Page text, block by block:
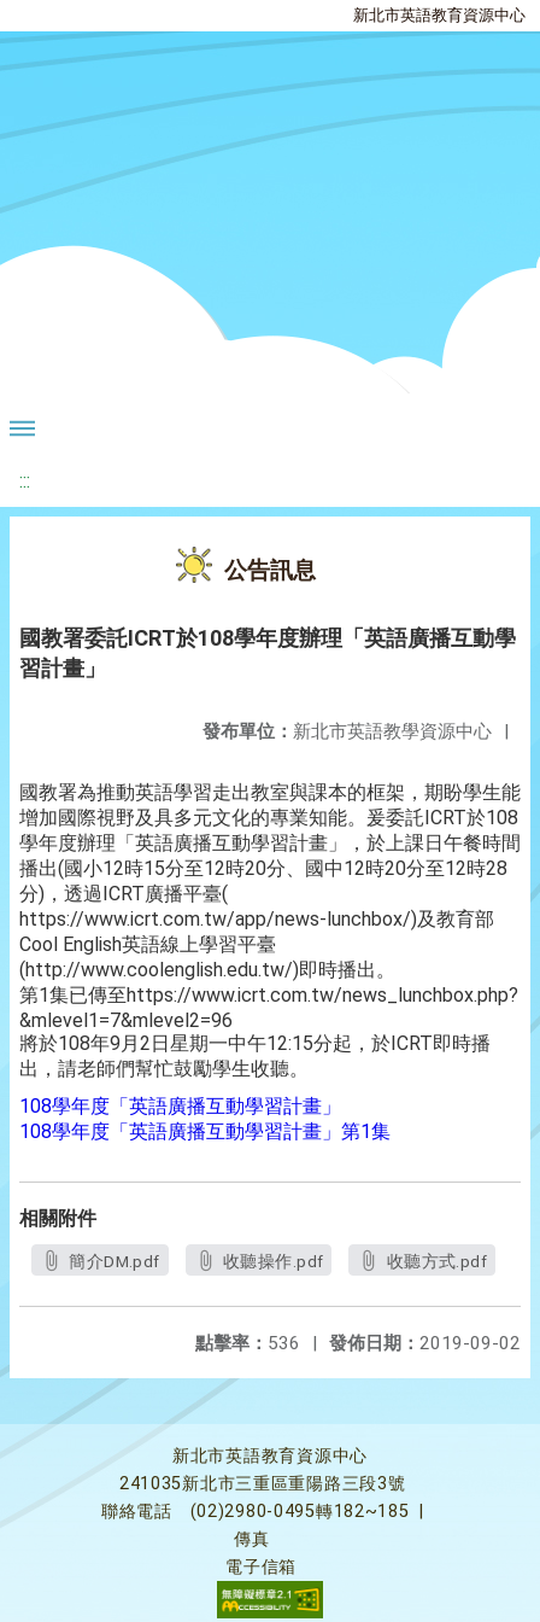
新北市英語教育資源中心
:::
公告訊息
國教署委託ICRT於108學年度辦理「英語廣播互動學
習計畫」
發布單位： 新北市英語教學資源中心 |
國教署為推動英語學習走出教室與課本的框架，期盼學生能
增加國際視野及具多元文化的專業知能。爰委託ICRT於108
學年度辦理「英語廣播互動學習計畫」，於上課日午餐時間
播出(國小12時15分至12時20分、國中12時20分至12時28
分)，透過ICRT廣播平臺(
https://www.icrt.com.tw/app/news-lunchbox/)及教育部
Cool English英語線上學習平臺
(http://www.coolenglish.edu.tw/)即時播出。
第1集已傳至https://www.icrt.com.tw/news_lunchbox.php?
&mlevel1=7&mlevel2=96
將於108年9月2日星期一中午12:15分起，於ICRT即時播
出，請老師們幫忙鼓勵學生收聽。
108學年度「英語廣播互動學習計畫」
108學年度「英語廣播互動學習計畫」第1集
相關附件
簡介DM.pdf 收聽操作.pdf 收聽方式.pdf
發佈日期： 2019-09-02
點擊率： 536 |
新北市英語教育資源中心
241035新北市三重區重陽路三段3號
聯絡電話
(02)2980-0495轉182~185
傳真
電子信箱